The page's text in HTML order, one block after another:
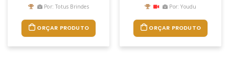
Por: Totus Brindes
ORÇAR PRODUTO
Por: Youdu
ORÇAR PRODUTO